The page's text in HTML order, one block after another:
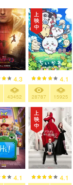
（ランダム全10種）
¥1,320
4.3
43452
4.1
28787 15925
4.1 4.1